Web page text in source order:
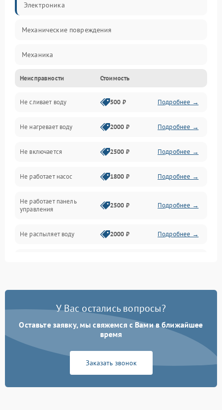
Электроника
Механические повреждения
Механика
Управление
Электропитание
Датчики
Нагрев
Вода
Гигиена
Программное обеспечение
Неисправности Стоимость
Не сливает воду 500 ₽ Подробнее →
Не нагревает воду 2000 ₽ Подробнее →
Не включается 2500 ₽ Подробнее →
Не работает насос 1800 ₽ Подробнее →
Не работает панель
управления
2500 ₽ Подробнее →
Не распыляет воду 2000 ₽ Подробнее →
Проблемы с набором
Не работает сушилка 2100 ₽ Подробнее →
Сбои в работе таймера 1700 ₽
У Вас остались вопросы?
Оставьте заявку, мы свяжемся с Вами в ближайшее
время
Заказать звонок